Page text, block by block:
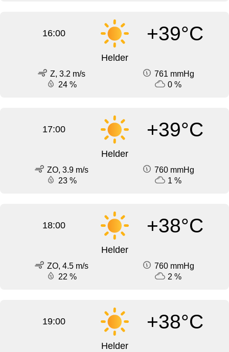
16:00 +39°C
Helder
Z, 3.2 m/s
761 mmHg
24 %
0 %
17:00 +39°C
Helder
ZO, 3.9 m/s
760 mmHg
23 %
1 %
18:00 +38°C
Helder
ZO, 4.5 m/s
760 mmHg
22 %
2 %
19:00 +38°C
Helder